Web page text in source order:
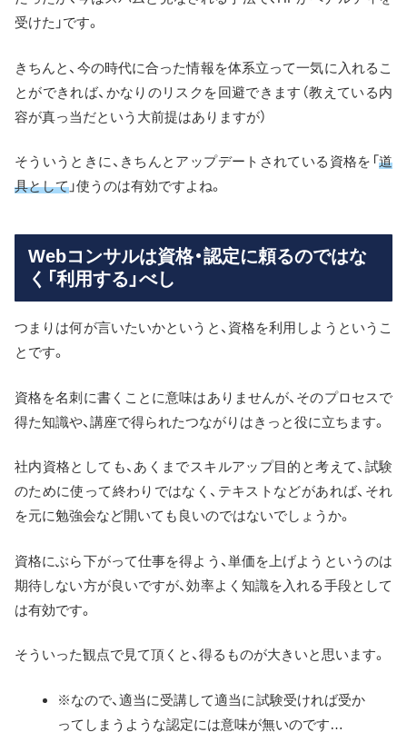
受けた」です。
きちんと、今の時代に合った情報を体系立って一気に入れるこ
とができれば、かなりのリスクを回避できます（教えている内
容が真っ当だという大前提はありますが）
そういうときに、きちんとアップデートされている資格を「 道
具として 」使うのは有効ですよね。
Webコンサルは資格・認定に頼るのではな
く「利用する」べし
つまりは何が言いたいかというと、資格を利用しようというこ
とです。
資格を名刺に書くことに意味はありませんが、そのプロセスで
得た知識や、講座で得られたつながりはきっと役に立ちます。
社内資格としても、あくまでスキルアップ目的と考えて、試験
のために使って終わりではなく、テキストなどがあれば、それ
を元に勉強会など開いても良いのではないでしょうか。
資格にぶら下がって仕事を得よう、単価を上げようというのは
期待しない方が良いですが、効率よく知識を入れる手段として
は有効です。
そういった観点で見て頂くと、得るものが大きいと思います。
※なので、適当に受講して適当に試験受ければ受か
ってしまうような認定には意味が無いのです…